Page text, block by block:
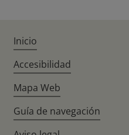
Inicio
Accesibilidad
Mapa Web
Guía de navegación